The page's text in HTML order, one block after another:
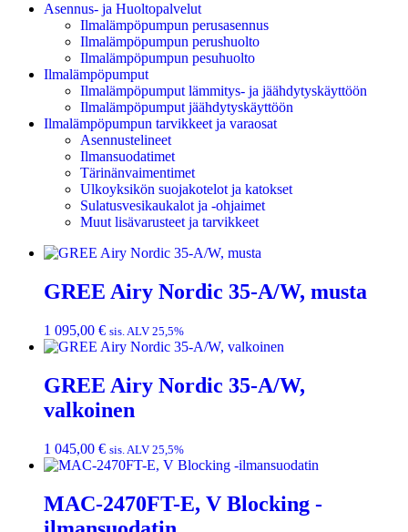
Asennus- ja Huoltopalvelut
Ilmalämpöpumpun perusasennus
Ilmalämpöpumpun perushuolto
Ilmalämpöpumpun pesuhuolto
Ilmalämpöpumput
Ilmalämpöpumput lämmitys- ja jäähdytyskäyttöön
Ilmalämpöpumput jäähdytyskäyttöön
Ilmalämpöpumpun tarvikkeet ja varaosat
Asennustelineet
Ilmansuodatimet
Tärinänvaimentimet
Ulkoyksikön suojakotelot ja katokset
Sulatusvesikaukalot ja -ohjaimet
Muut lisävarusteet ja tarvikkeet
GREE Airy Nordic 35-A/W, musta
1 095,00 € sis. ALV 25,5%
GREE Airy Nordic 35-A/W,
valkoinen
1 045,00 € sis. ALV 25,5%
MAC-2470FT-E, V Blocking -